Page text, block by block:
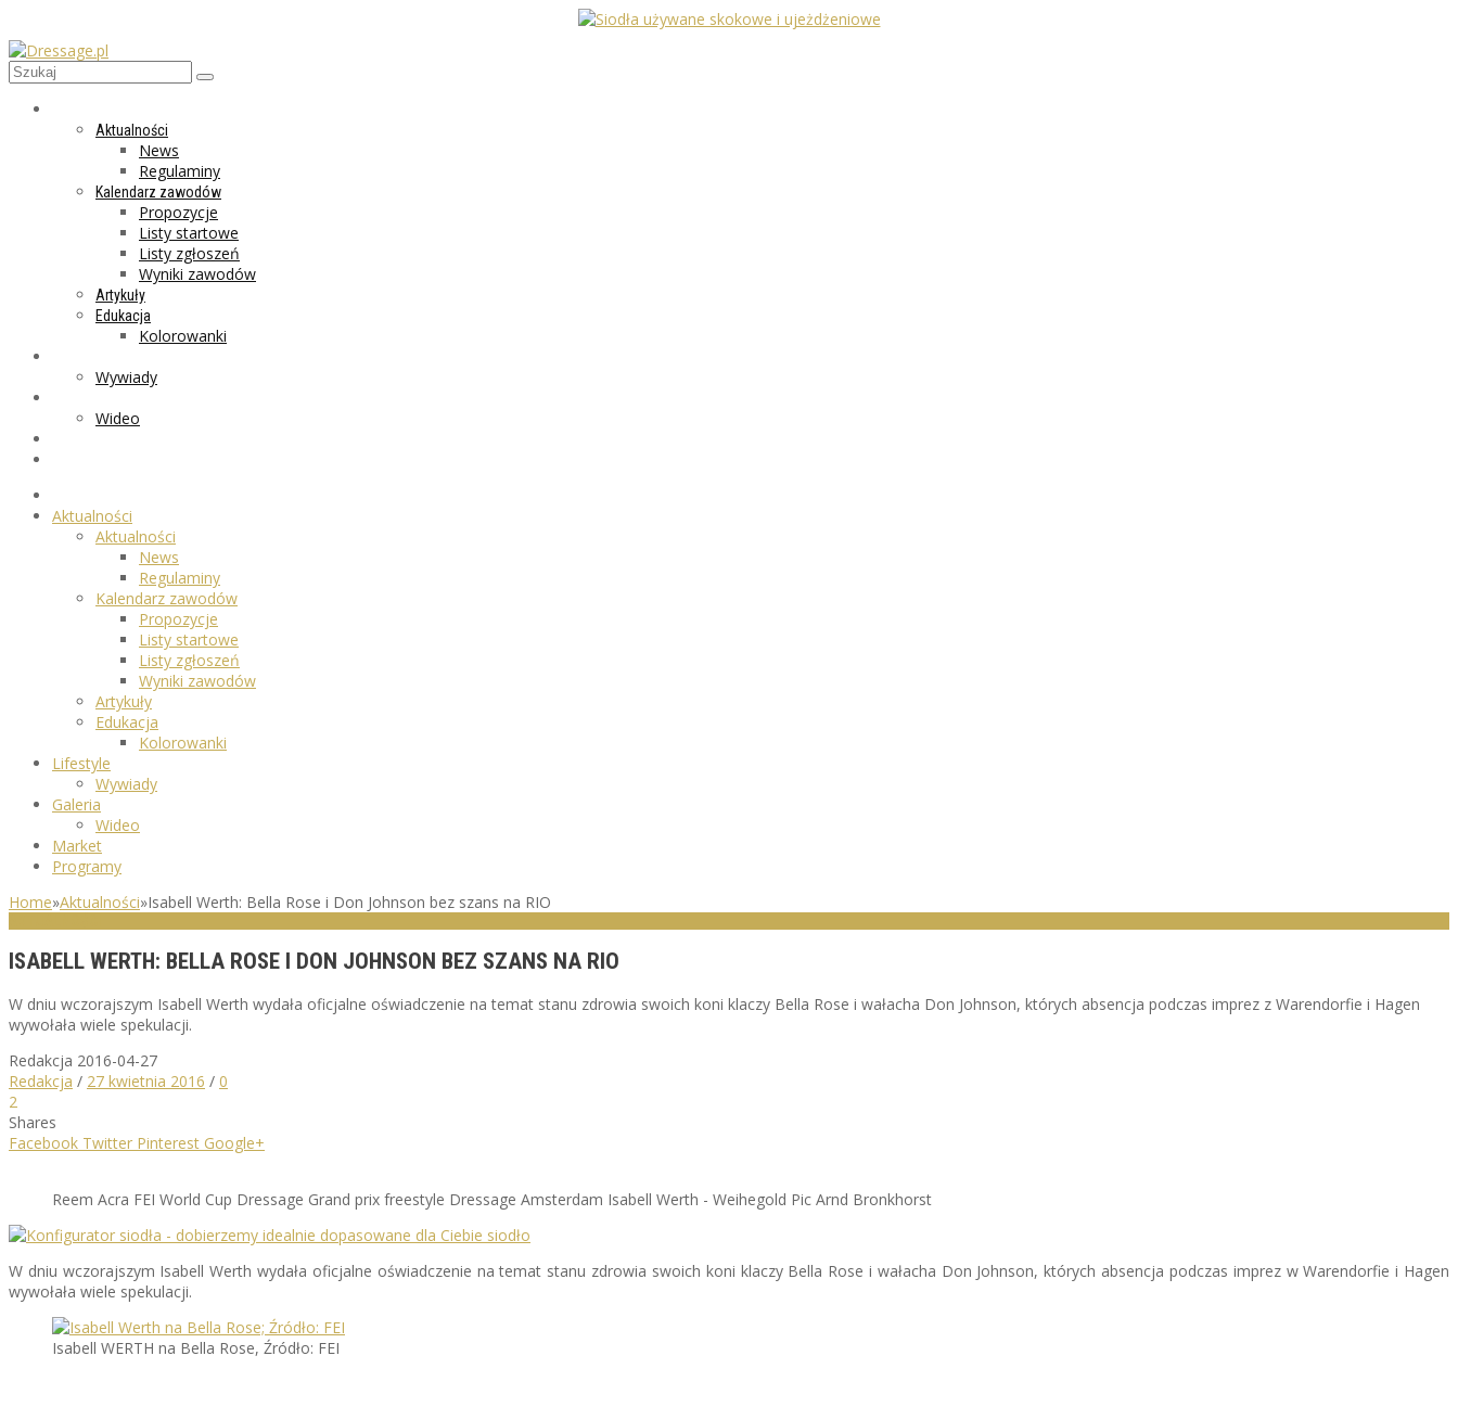
Aktualności
News
Regulaminy
Kalendarz zawodów
Propozycje
Listy startowe
Listy zgłoszeń
Wyniki zawodów
Artykuły
Edukacja
Kolorowanki
Wywiady
Wideo
Aktualności
Aktualności
News
Regulaminy
Kalendarz zawodów
Propozycje
Listy startowe
Listy zgłoszeń
Wyniki zawodów
Artykuły
Edukacja
Kolorowanki
Lifestyle
Wywiady
Galeria
Wideo
Market
Programy
Home»Aktualności»Isabell Werth: Bella Rose i Don Johnson bez szans na RIO
ISABELL WERTH: BELLA ROSE I DON JOHNSON BEZ SZANS NA RIO
W dniu wczorajszym Isabell Werth wydała oficjalne oświadczenie na temat stanu zdrowia swoich koni klaczy Bella Rose i wałacha Don Johnson, których absencja podczas imprez z Warendorfie i Hagen
wywołała wiele spekulacji.
Redakcja 2016-04-27
Redakcja / 27 kwietnia 2016 / 0
2
Shares
Facebook Twitter Pinterest Google+
Reem Acra FEI World Cup Dressage Grand prix freestyle Dressage Amsterdam Isabell Werth - Weihegold Pic Arnd Bronkhorst
W dniu wczorajszym Isabell Werth wydała oficjalne oświadczenie na temat stanu zdrowia swoich koni klaczy Bella Rose i wałacha Don Johnson, których absencja podczas imprez w Warendorfie i Hagen
wywołała wiele spekulacji.
Isabell WERTH na Bella Rose, Źródło: FEI